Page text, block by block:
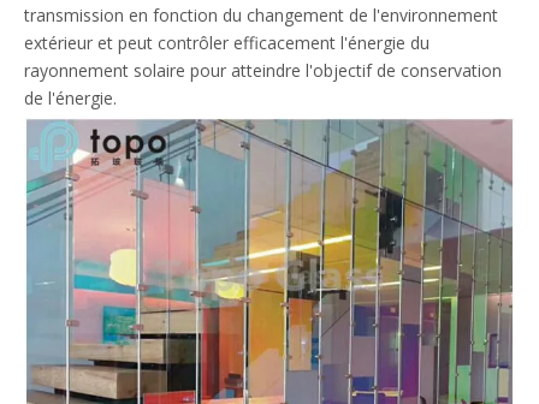
transmission en fonction du changement de l'environnement
extérieur et peut contrôler efficacement l'énergie du
rayonnement solaire pour atteindre l'objectif de conservation
de l'énergie.